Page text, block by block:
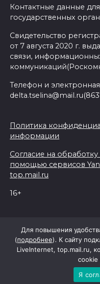
Контактные данные
государственных
Свидетельство
от 7 августа 2020 г.
связи,
Телефон и
Политика
информации
Согласие на
помощью сервисов
top.mail.ru
16+
При поддержке
Для повышения
(подробнее). К сайту
LiveInternet, top.mail.ru,
cookie
Я